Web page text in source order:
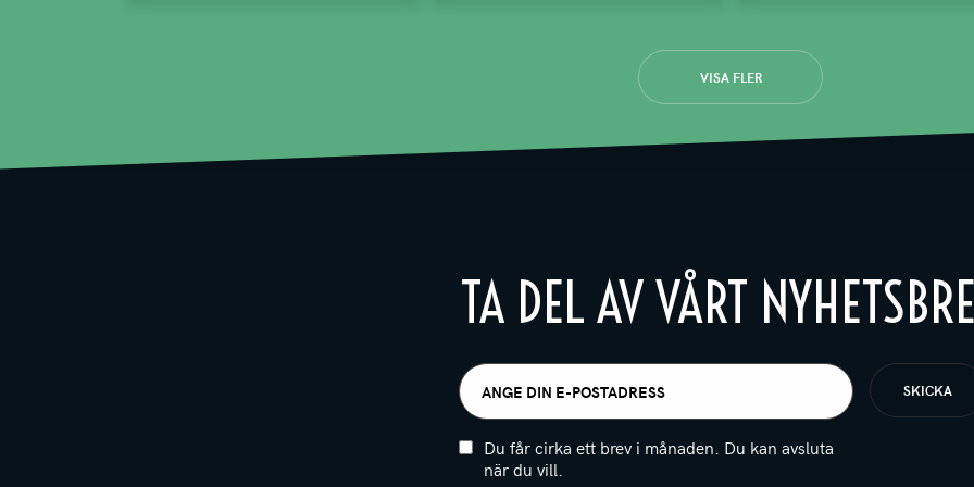
VISA FLER
TA DEL AV VÅRT
E-
post
Du får cirka ett brev i månaden. Du kan avsluta
när du vill.